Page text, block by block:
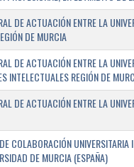
DE ACTUACIÓN ENTRE LA
DE MURCIA
DE ACTUACIÓN ENTRE LA
INTELECTUALES REGIÓN DE
DE ACTUACIÓN ENTRE LA
COLABORACIÓN
DE MURCIA (ESPAÑA)